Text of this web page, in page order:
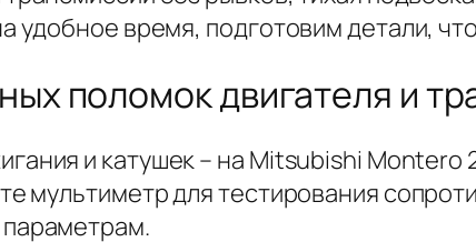
удобное время, подготовим детали,
поломок двигателя и
и катушек – на Mitsubishi Montero
мультиметр для тестирования
параметрам.